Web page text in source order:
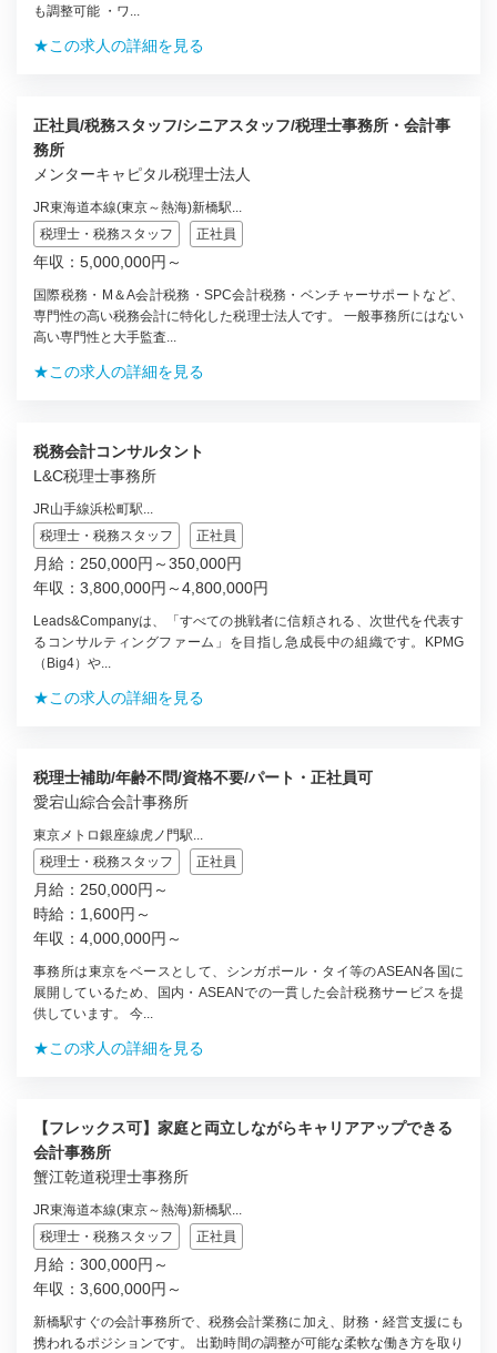
も調整可能 ・ワ...
★この求人の詳細を見る
正社員/税務スタッフ/シニアスタッフ/税理士事務所・会計事
務所
メンターキャピタル税理士法人
JR東海道本線(東京～熱海)新橋駅...
税理士・税務スタッフ
正社員
年収：5,000,000円～
国際税務・M＆A会計税務・SPC会計税務・ベンチャーサポートなど、
専門性の高い税務会計に特化した税理士法人です。 一般事務所にはない
高い専門性と大手監査...
★この求人の詳細を見る
税務会計コンサルタント
L&C税理士事務所
JR山手線浜松町駅...
税理士・税務スタッフ
正社員
月給：250,000円～350,000円
年収：3,800,000円～4,800,000円
Leads&Companyは、「すべての挑戦者に信頼される、次世代を代表す
るコンサルティングファーム」を目指し急成長中の組織です。KPMG
（Big4）や...
★この求人の詳細を見る
税理士補助/年齢不問/資格不要/パート・正社員可
愛宕山綜合会計事務所
東京メトロ銀座線虎ノ門駅...
税理士・税務スタッフ
正社員
月給：250,000円～
時給：1,600円～
年収：4,000,000円～
事務所は東京をベースとして、シンガポール・タイ等のASEAN各国に
展開しているため、国内・ASEANでの一貫した会計税務サービスを提
供しています。 今...
★この求人の詳細を見る
【フレックス可】家庭と両立しながらキャリアアップできる
会計事務所
蟹江乾道税理士事務所
JR東海道本線(東京～熱海)新橋駅...
税理士・税務スタッフ
正社員
月給：300,000円～
年収：3,600,000円～
新橋駅すぐの会計事務所で、税務会計業務に加え、財務・経営支援にも
携われるポジションです。 出勤時間の調整が可能な柔軟な働き方を取り